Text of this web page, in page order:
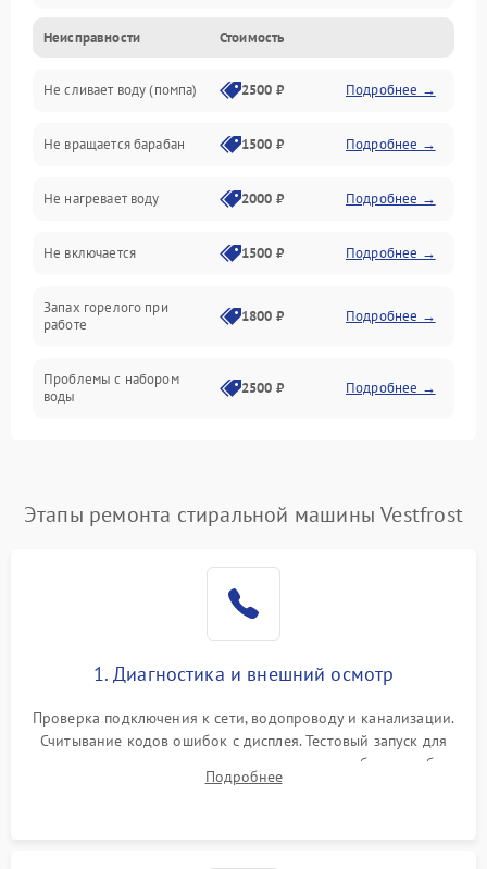
Электропитание
Водоснабжение
Слив
Программное обеспечение
Неисправности Стоимость
Не сливает воду (помпа) 2500 ₽ Подробнее →
Не вращается барабан 1500 ₽ Подробнее →
Не нагревает воду 2000 ₽ Подробнее →
Не включается 1500 ₽ Подробнее →
Запах горелого при
работе
1800 ₽ Подробнее →
Проблемы с набором
воды
2500 ₽ Подробнее →
2200 ₽ Подробнее →
Этапы ремонта стиральной машины Vestfrost
1. Диагностика и внешний осмотр
Проверка подключения к сети, водопроводу и канализации.
Считывание кодов ошибок с дисплея. Тестовый запуск для
выявления посторонних шумов, протечек или сбоев в работе
электронного модуля управления.
Подробнее